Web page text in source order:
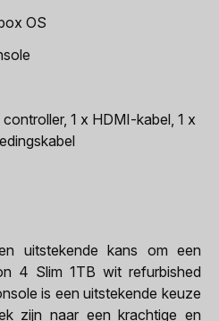
OS
controller, 1 x HDMI-kabel, 1 x
uitstekende kans om een
4 Slim 1TB wit refurbished
is een uitstekende keuze
zijn naar een krachtige en